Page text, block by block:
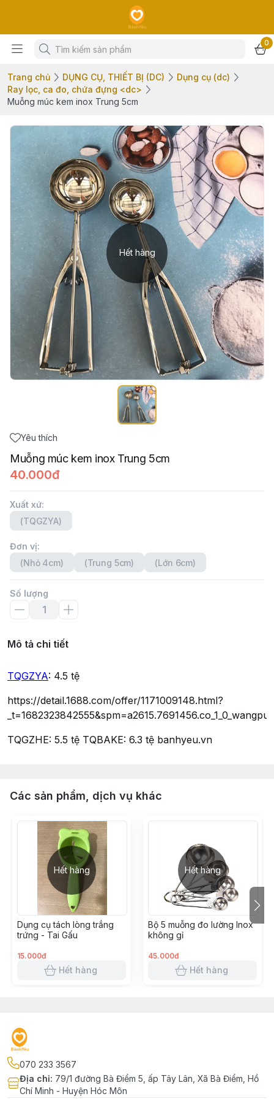
0
Trang chủ DỤNG CỤ, THIẾT BỊ (DC)
Dụng cụ (dc)
Ray lọc, ca đo, chứa đựng <dc>
Muỗng múc kem inox Trung 5cm
Hết hàng
Yêu thích
Muỗng múc kem inox Trung 5cm
40.000đ
Xuất xứ:
(TQGZYA)
Đơn vị:
(Nhỏ 4cm)
(Trung 5cm) (Lớn 6cm)
Số lượng
Mô tả chi tiết
TQGZYA: 4.5 tệ
https://detail.1688.com/offer/1171009148.html?
TQGZHE: 5.5 tệ TQBAKE: 6.3 tệ banhyeu.vn
Các sản phẩm, dịch vụ khác
Hết hàng
Dụng cụ tách lòng trắng
trứng - Tai Gấu
15.000đ
Hết hàng
Hết hàng
Bộ 5 muỗng đo lường Inox
không gỉ
45.000đ
Hết hàng
070 233 3567
Địa chỉ: 79/1 đường Bà Điểm 5, ấp Tây Lân, Xã Bà Điểm, Hồ
Chí Minh - Huyện Hóc Môn